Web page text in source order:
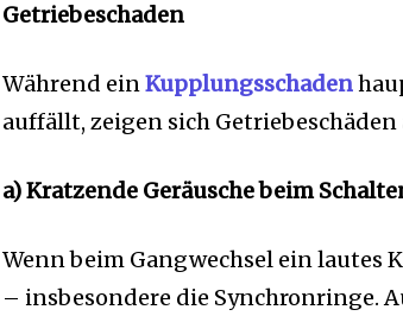
Getriebeschaden
Während einKupplungsschaden
auffällt, zeigen sich Getriebeschäden
a) Kratzende Geräusche beim
Wenn beim Gangwechsel ein lautes
– insbesondere die Synchronringe.